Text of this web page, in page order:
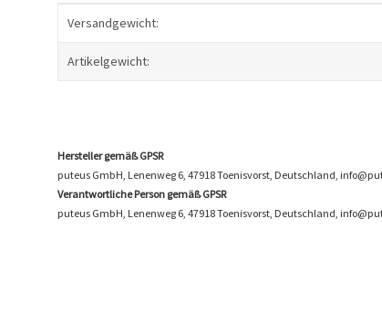
Produkteigenschaft
Wert
Versandgewicht:
Artikelgewicht:
Hersteller gemäß GPSR
puteus GmbH, Lenenweg 6, 47918 Toenisvorst, Deutschland,
Verantwortliche Person gemäß GPSR
puteus GmbH, Lenenweg 6, 47918 Toenisvorst, Deutschland,